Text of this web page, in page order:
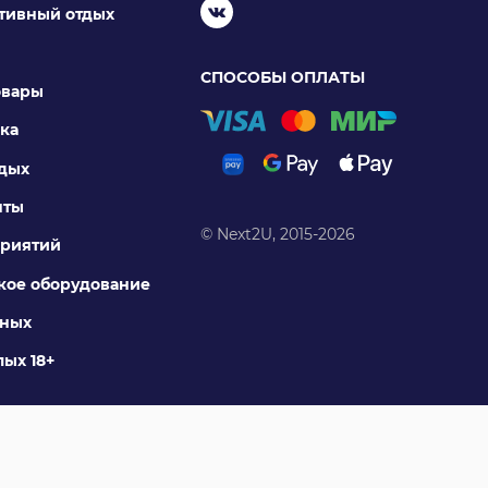
отдых
оборудование
18+
СПОСОБЫ ОПЛАТЫ
© Next2U, 2015-2026